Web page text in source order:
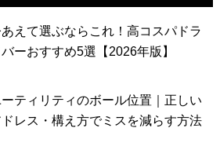
えて選ぶならこれ！高コスパドラ
ーおすすめ5選【2026年版】
ティリティのボール位置｜正しい
ドレス・構え方でミスを減らす方法